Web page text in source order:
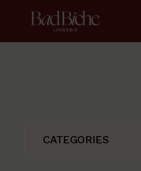
CATEGORIES